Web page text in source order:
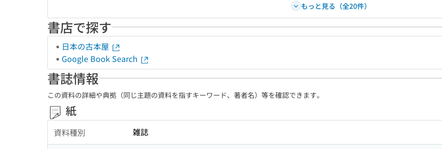
もっと見る（全20件）
書店で探す
日本の古本屋
Google Book Search
書誌情報
この資料の詳細や典拠（同じ主題の資料を指すキーワード、著者名）等を確認できます。
紙
資料種別 雑誌